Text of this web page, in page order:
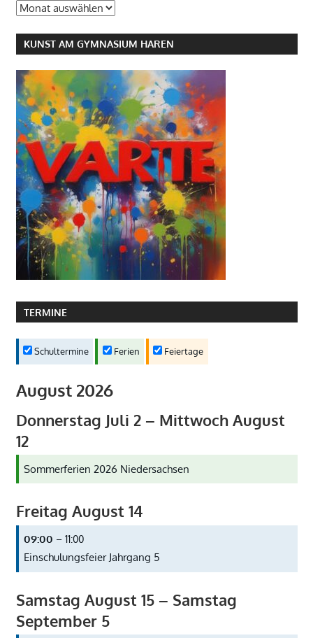
Archiv
KUNST AM GYMNASIUM HAREN
TERMINE
Schultermine Ferien Feiertage
August 2026
Donnerstag Juli 2– Mittwoch August
12
Sommerferien 2026 Niedersachsen
Freitag August 14
09:00 – 11:00
Einschulungsfeier Jahrgang 5
Samstag August 15– Samstag
September 5